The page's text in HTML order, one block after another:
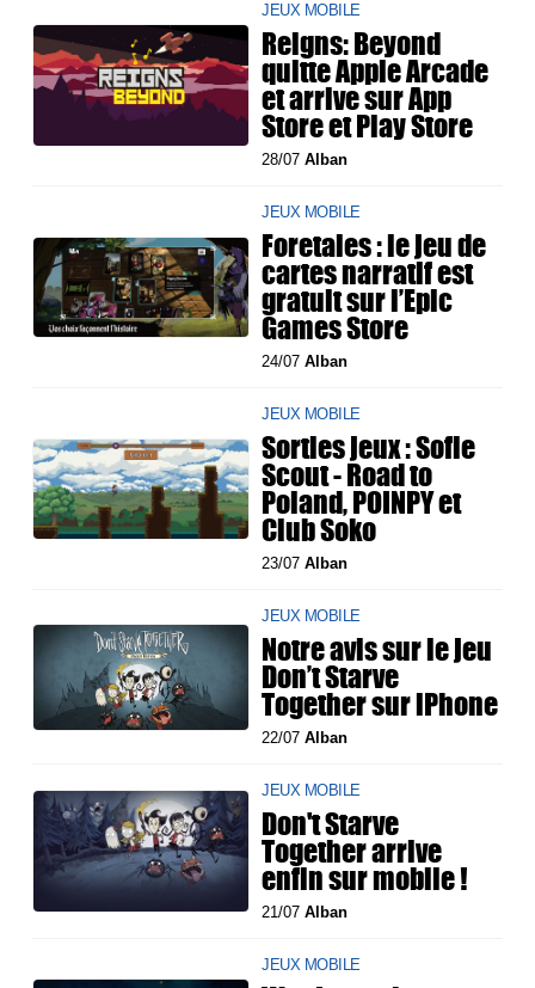
JEUX MOBILE
Reigns: Beyond
quitte Apple Arcade
et arrive sur App
Store et Play Store
28/07Alban
JEUX MOBILE
Foretales : le jeu de
cartes narratif est
gratuit sur l’Epic
Games Store
24/07Alban
JEUX MOBILE
Sorties jeux : Sofie
Scout - Road to
Poland, POINPY et
Club Soko
23/07Alban
JEUX MOBILE
Notre avis sur le jeu
Don’t Starve
Together sur iPhone
22/07Alban
JEUX MOBILE
Don't Starve
Together arrive
enfin sur mobile !
21/07Alban
JEUX MOBILE